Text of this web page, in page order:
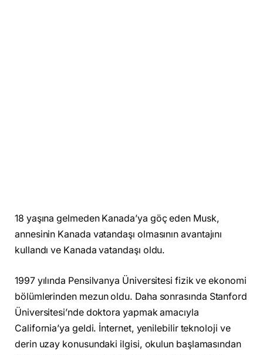
18 yaşına gelmeden Kanada’ya göç eden Musk,
annesinin Kanada vatandaşı olmasının avantajını
kullandı ve Kanada vatandaşı oldu.
1997 yılında Pensilvanya Üniversitesi fizik ve ekonomi
bölümlerinden mezun oldu. Daha sonrasında Stanford
Üniversitesi’nde doktora yapmak amacıyla
California’ya geldi. İnternet, yenilebilir teknoloji ve
derin uzay konusundaki ilgisi, okulun başlamasından